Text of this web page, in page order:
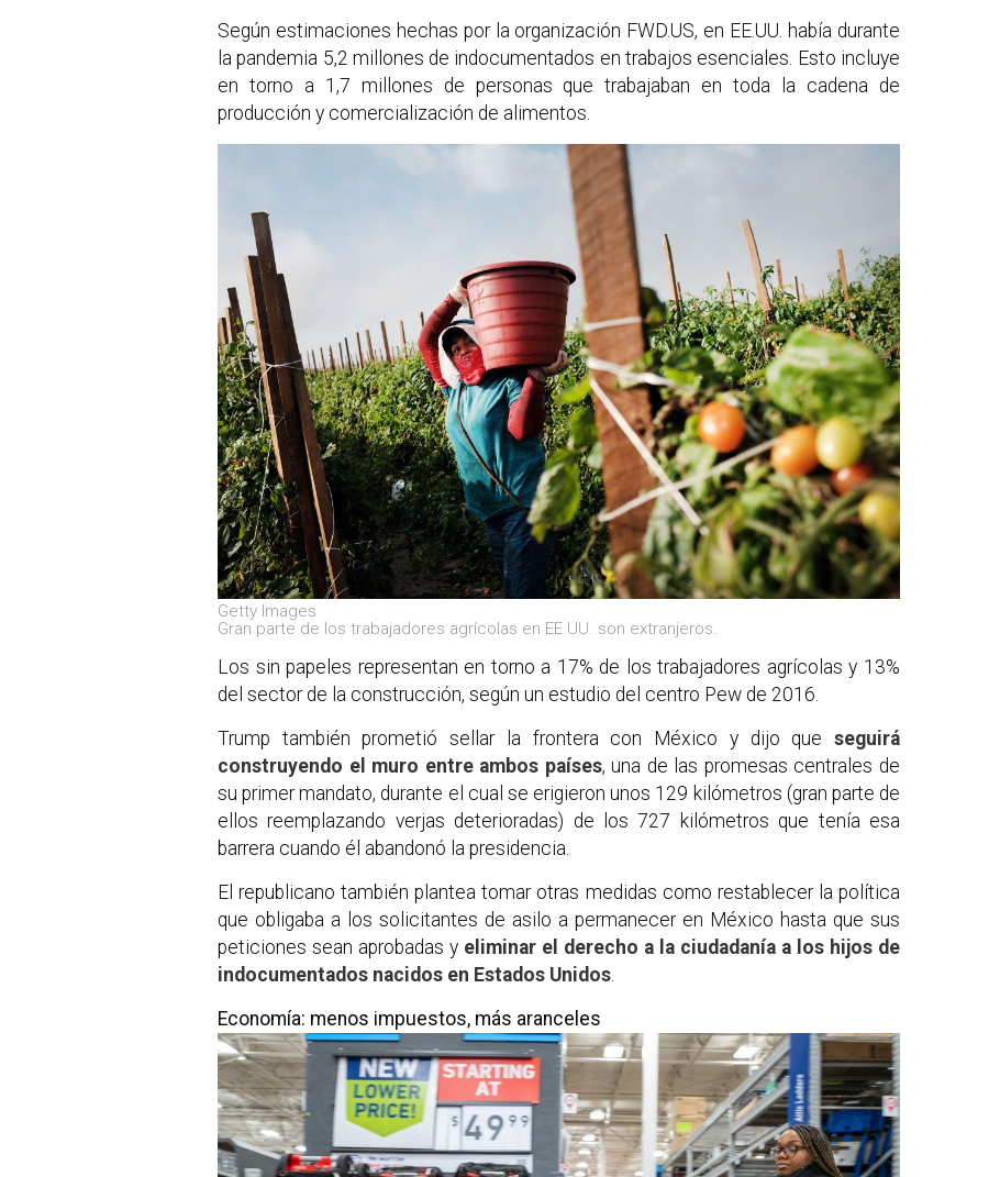
Según estimaciones hechas por la organización FWD.US, en EE.UU. había durante
la pandemia 5,2 millones de indocumentados en trabajos esenciales. Esto incluye
en torno a 1,7 millones de personas que trabajaban en toda la cadena de
producción y comercialización de alimentos.
Getty Images
Gran parte de los trabajadores agrícolas en EE.UU. son extranjeros.
Los sin papeles representan en torno a 17% de los trabajadores agrícolas y 13%
del sector de la construcción, según un estudio del centro Pew de 2016.
Trump también prometió sellar la frontera con México y dijo que seguirá
construyendo el muro entre ambos países, una de las promesas centrales de
su primer mandato, durante el cual se erigieron unos 129 kilómetros (gran parte de
ellos reemplazando verjas deterioradas) de los 727 kilómetros que tenía esa
barrera cuando él abandonó la presidencia.
El republicano también plantea tomar otras medidas como restablecer la política
que obligaba a los solicitantes de asilo a permanecer en México hasta que sus
peticiones sean aprobadas y eliminar el derecho a la ciudadanía a los hijos de
indocumentados nacidos en Estados Unidos.
Economía: menos impuestos, más aranceles